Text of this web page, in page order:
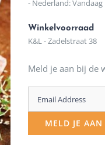
- Nederland:
Winkelvoorraad
K&L - Zadelstraat 38
Meld je aan bij de
Enter
your
email
MELD JE